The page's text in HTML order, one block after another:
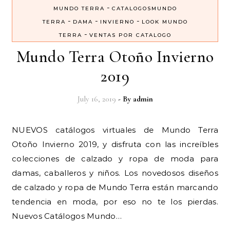
MUNDO TERRA - CATALOGOSMUNDO
TERRA - DAMA - INVIERNO - LOOK MUNDO
TERRA - VENTAS POR CATALOGO
Mundo Terra Otoño Invierno
2019
July 16, 2019 - By admin
NUEVOS catálogos virtuales de Mundo Terra
Otoño Invierno 2019, y disfruta con las increíbles
colecciones de calzado y ropa de moda para
damas, caballeros y niños. Los novedosos diseños
de calzado y ropa de Mundo Terra están marcando
tendencia en moda, por eso no te los pierdas.
Nuevos Catálogos Mundo…